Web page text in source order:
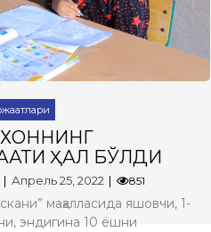
ҲАЛ БЎЛДИ
Апрель 25, 2022 851
маҳалласида яшовчи, 1-
эндигина 10 ёшни